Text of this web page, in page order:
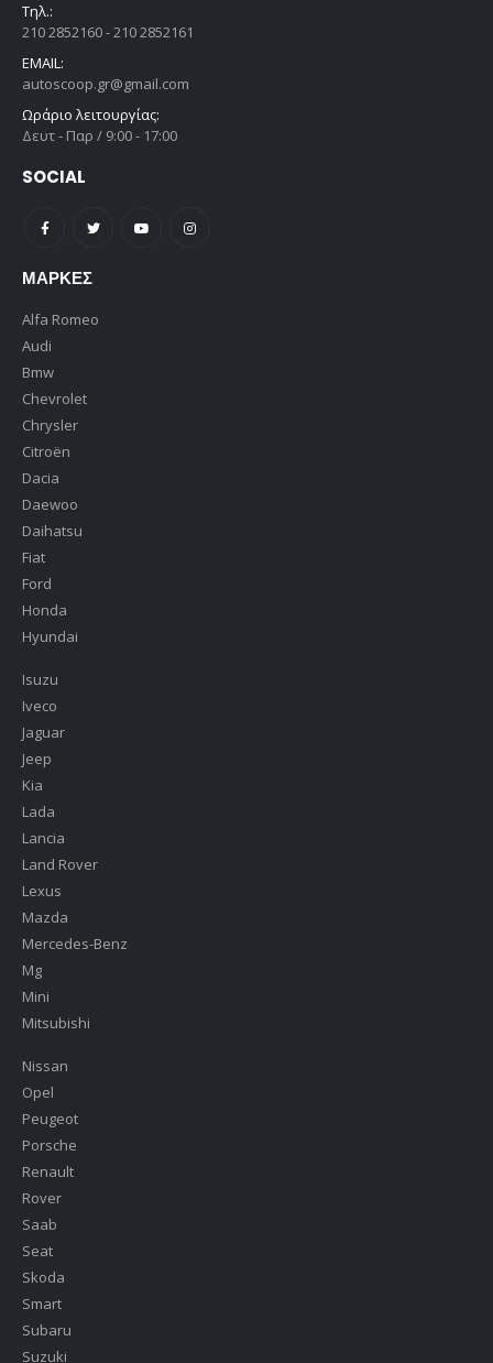
Τηλ.:
210 2852160 - 210 2852161
EMAIL:
autoscoop.gr@gmail.com
Ωράριο λειτουργίας:
Δευτ - Παρ / 9:00 - 17:00
SOCIAL
ΜΆΡΚΕΣ
Alfa Romeo
Audi
Bmw
Chevrolet
Chrysler
Citroën
Dacia
Daewoo
Daihatsu
Fiat
Ford
Honda
Hyundai
Isuzu
Iveco
Jaguar
Jeep
Kia
Lada
Lancia
Land Rover
Lexus
Mazda
Mercedes-Benz
Mg
Mini
Mitsubishi
Nissan
Opel
Peugeot
Porsche
Renault
Rover
Saab
Seat
Skoda
Smart
Subaru
Suzuki